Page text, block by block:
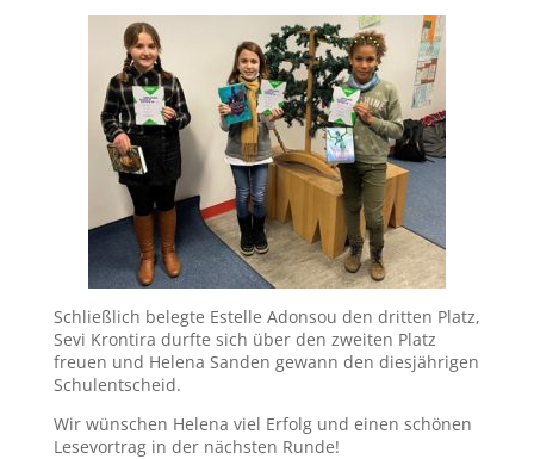
Schließlich belegte Estelle Adonsou den dritten Platz,
Sevi Krontira durfte sich über den zweiten Platz
freuen und Helena Sanden gewann den diesjährigen
Schulentscheid.
Wir wünschen Helena viel Erfolg und einen schönen
Lesevortrag in der nächsten Runde!